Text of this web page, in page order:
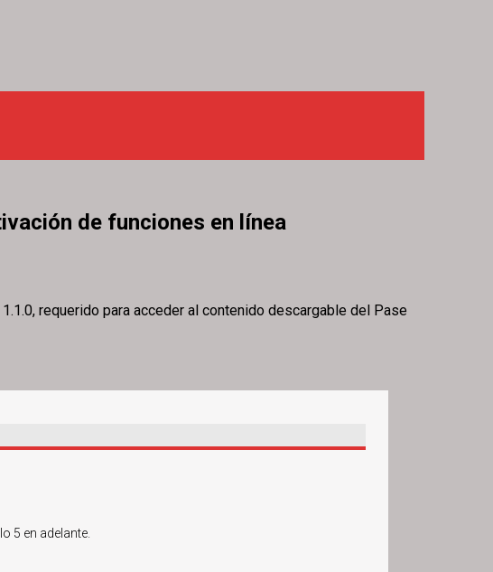
de funciones en línea
requerido para acceder al contenido descargable del Pase
5 en adelante.